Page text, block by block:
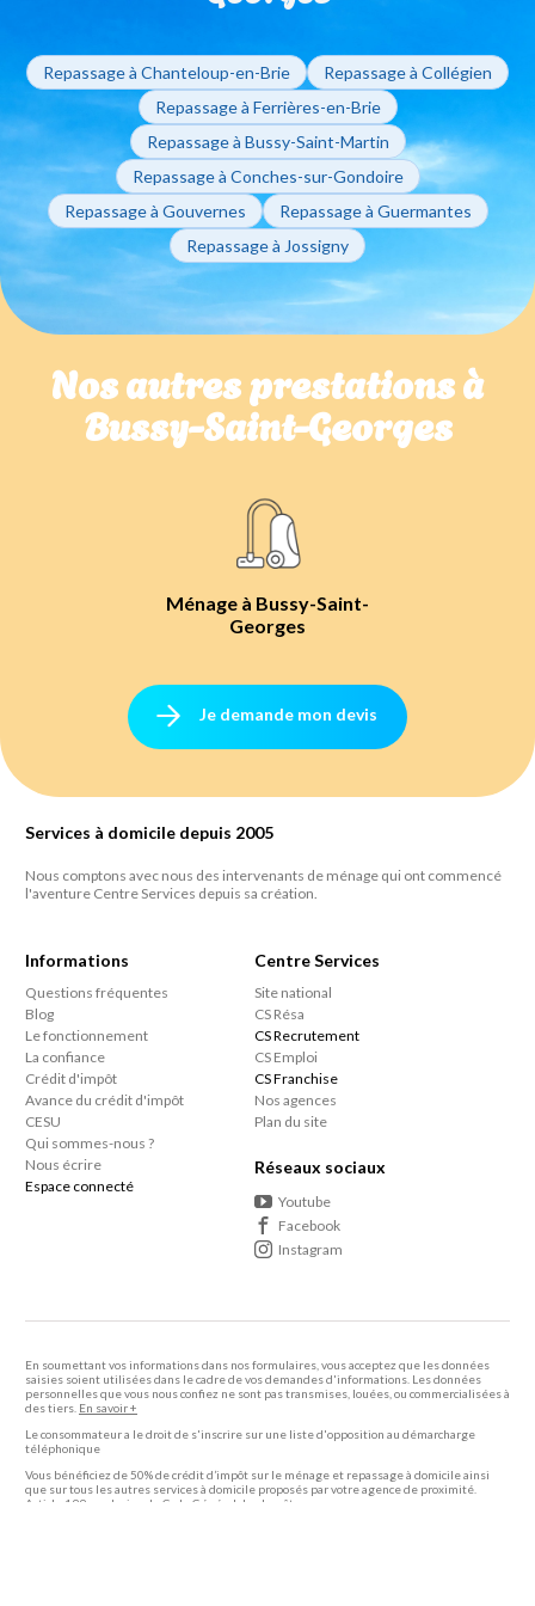
Repassage à Chanteloup-en-Brie
Repassage à Collégien
Repassage à Ferrières-en-Brie
Repassage à Bussy-Saint-Martin
Repassage à Conches-sur-Gondoire
Repassage à Gouvernes
Repassage à Guermantes
Repassage à Jossigny
Nos autres prestations à
Bussy-Saint-Georges
Ménage à Bussy-Saint-
Georges
Je demande mon devis
Services à domicile depuis 2005
Nous comptons avec nous des intervenants de ménage qui ont commencé
l'aventure Centre Services depuis sa création.
Informations
Questions fréquentes
Blog
Le fonctionnement
La confiance
Crédit d'impôt
Avance du crédit d'impôt
CESU
Qui sommes-nous ?
Nous écrire
Espace connecté
Centre Services
Site national
CS Résa
CS Recrutement
CS Emploi
CS Franchise
Nos agences
Plan du site
Réseaux sociaux
Youtube
Facebook
Instagram
En soumettant vos informations dans nos formulaires, vous acceptez que les données
saisies soient utilisées dans le cadre de vos demandes d'informations. Les données
personnelles que vous nous confiez ne sont pas transmises, louées, ou commercialisées à
des tiers. En savoir +
Le consommateur a le droit de s'inscrire sur une liste d'opposition au démarcharge
téléphonique
Vous bénéficiez de 50% de crédit d’impôt sur le ménage et repassage à domicile ainsi
que sur tous les autres services à domicile proposés par votre agence de proximité.
Article 199 sexdecies du Code Général des Impôts.